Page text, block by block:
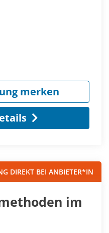
merken
DIREKT BEI ANBIETER*IN
im